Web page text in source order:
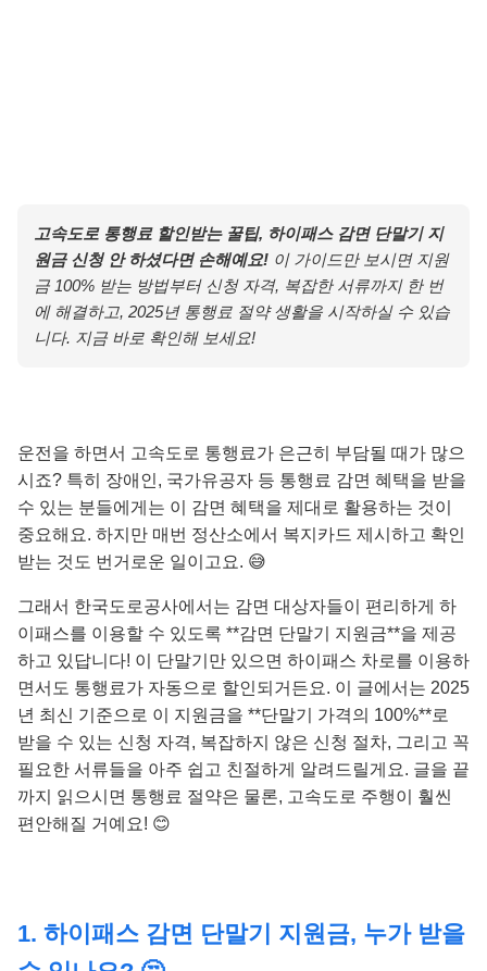
고속도로 통행료 할인받는 꿀팁, 하이패스 감면 단말기 지
원금 신청 안 하셨다면 손해예요! 이 가이드만 보시면 지원
금 100% 받는 방법부터 신청 자격, 복잡한 서류까지 한 번
에 해결하고, 2025년 통행료 절약 생활을 시작하실 수 있습
니다. 지금 바로 확인해 보세요!
운전을 하면서 고속도로 통행료가 은근히 부담될 때가 많으
시죠? 특히 장애인, 국가유공자 등 통행료 감면 혜택을 받을
수 있는 분들에게는 이 감면 혜택을 제대로 활용하는 것이
중요해요. 하지만 매번 정산소에서 복지카드 제시하고 확인
받는 것도 번거로운 일이고요. 😅
그래서 한국도로공사에서는 감면 대상자들이 편리하게 하
이패스를 이용할 수 있도록 **감면 단말기 지원금**을 제공
하고 있답니다! 이 단말기만 있으면 하이패스 차로를 이용하
면서도 통행료가 자동으로 할인되거든요. 이 글에서는 2025
년 최신 기준으로 이 지원금을 **단말기 가격의 100%**로
받을 수 있는 신청 자격, 복잡하지 않은 신청 절차, 그리고 꼭
필요한 서류들을 아주 쉽고 친절하게 알려드릴게요. 글을 끝
까지 읽으시면 통행료 절약은 물론, 고속도로 주행이 훨씬
편안해질 거예요! 😊
1. 하이패스 감면 단말기 지원금, 누가 받을